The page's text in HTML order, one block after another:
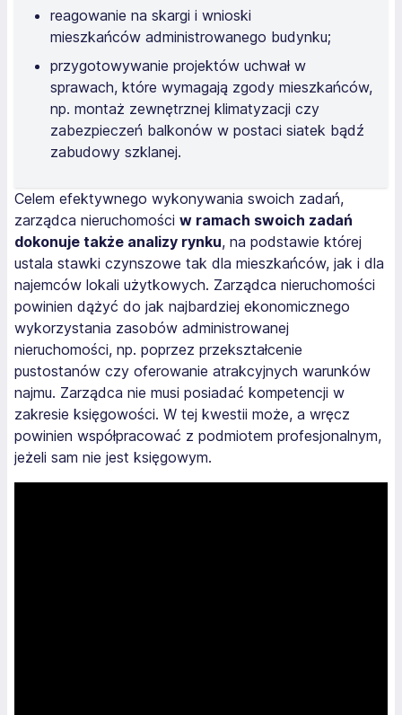
reagowanie na skargi i wnioski
mieszkańców administrowanego budynku;
przygotowywanie projektów uchwał w
sprawach, które wymagają zgody mieszkańców,
np. montaż zewnętrznej klimatyzacji czy
zabezpieczeń balkonów w postaci siatek bądź
zabudowy szklanej.
Celem efektywnego wykonywania swoich zadań,
zarządca nieruchomości w ramach swoich zadań
dokonuje także analizy rynku, na podstawie której
ustala stawki czynszowe tak dla mieszkańców, jak i dla
najemców lokali użytkowych. Zarządca nieruchomości
powinien dążyć do jak najbardziej ekonomicznego
wykorzystania zasobów administrowanej
nieruchomości, np. poprzez przekształcenie
pustostanów czy oferowanie atrakcyjnych warunków
najmu. Zarządca nie musi posiadać kompetencji w
zakresie księgowości. W tej kwestii może, a wręcz
powinien współpracować z podmiotem profesjonalnym,
jeżeli sam nie jest księgowym.